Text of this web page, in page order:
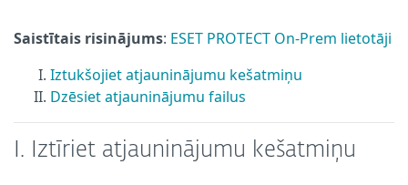
Saistītais risinājums: ESET PROTECT On-Prem lietotāji
Iztukšojiet atjauninājumu kešatmiņu
Dzēsiet atjauninājumu failus
I. Iztīriet atjauninājumu kešatmiņu